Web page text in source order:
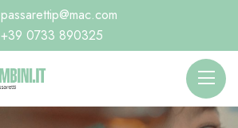
passarettip@mac.com
+39 0733 890325